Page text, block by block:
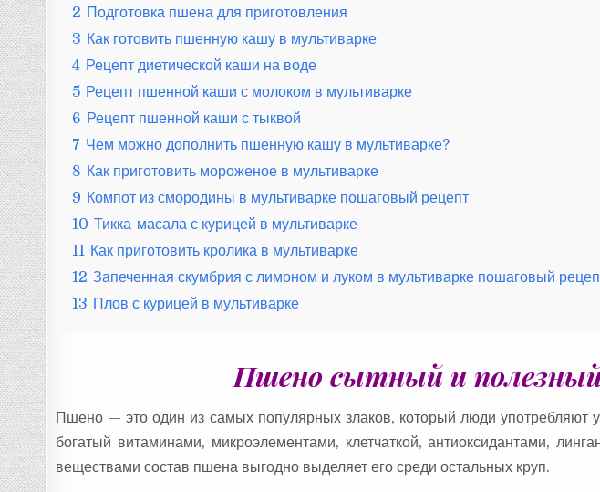
2 Подготовка пшена для приготовления
3 Как готовить пшенную кашу в мультиварке
4 Рецепт диетической каши на воде
5 Рецепт пшенной каши с молоком в мультиварке
6 Рецепт пшенной каши с тыквой
7 Чем можно дополнить пшенную кашу в мультиварке?
8 Как приготовить мороженое в мультиварке
9 Компот из смородины в мультиварке пошаговый рецепт
10 Тикка-масала с курицей в мультиварке
11 Как приготовить кролика в мультиварке
12 Запеченная скумбрия с лимоном и луком в мультиварке пошаговый
13 Плов с курицей в мультиварке
Пшено сытный и
Пшено — это один из самых популярных злаков, который люди употребляют
богатый витаминами, микроэлементами, клетчаткой, антиоксидантами,
веществами состав пшена выгодно выделяет его среди остальных круп.